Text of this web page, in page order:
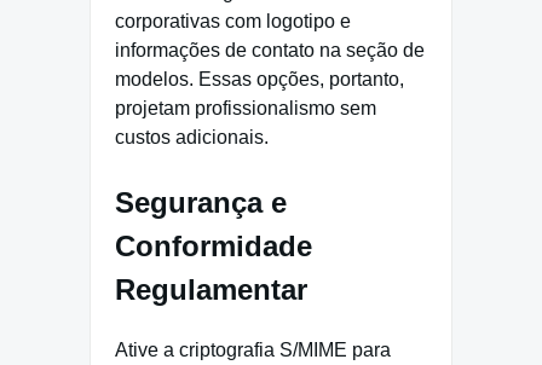
corporativas com logotipo e
informações de contato na seção de
modelos. Essas opções, portanto,
projetam profissionalismo sem
custos adicionais.
Segurança e
Conformidade
Regulamentar
Ative a criptografia S/MIME para